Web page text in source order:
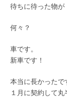
待ちに待った物が
何々？
車です。
新車です！
本当に長かったで
１月に契約して丸